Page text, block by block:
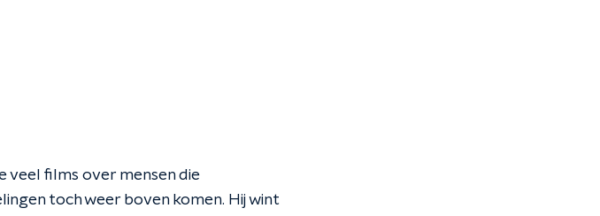
films over mensen die
toch weer boven komen. Hij wint